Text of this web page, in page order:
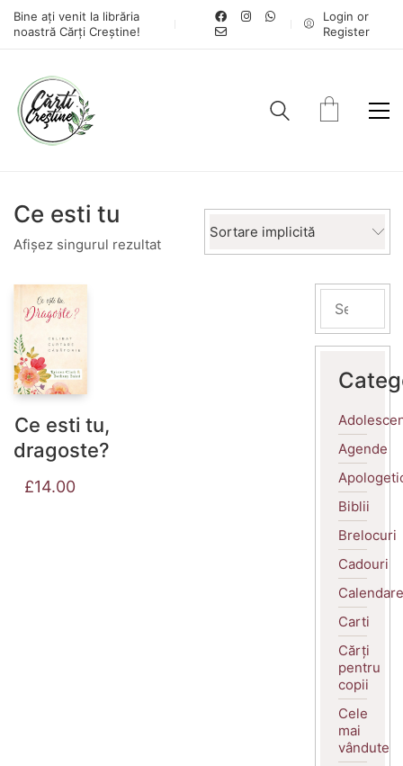
Bine ați venit la librăria
noastră Cărți Creștine!
Login or
Register
Ce esti tu
Afișez singurul rezultat
Sortare implicită
Ce esti tu,
dragoste?
£14.00
Agende
Biblii
Brelocuri
Cadouri
Calendare
Carti
Cărți
pentru
copii
Cele
mai
vândute